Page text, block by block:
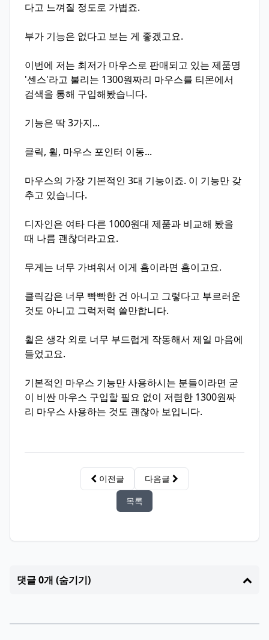
다고 느껴질 정도로 가볍죠.
부가 기능은 없다고 보는 게 좋겠고요.
이번에 저는 최저가 마우스로 판매되고 있는 제품명
'센스'라고 불리는 1300원짜리 마우스를 티몬에서
검색을 통해 구입해봤습니다.
기능은 딱 3가지...
클릭, 휠, 마우스 포인터 이동...
마우스의 가장 기본적인 3대 기능이죠. 이 기능만 갖
추고 있습니다.
디자인은 여타 다른 1000원대 제품과 비교해 봤을
때 나름 괜찮더라고요.
무게는 너무 가벼워서 이게 흠이라면 흠이고요.
클릭감은 너무 빡빡한 건 아니고 그렇다고 부르러운
것도 아니고 그럭저럭 쓸만합니다.
휠은 생각 외로 너무 부드럽게 작동해서 제일 마음에
들었고요.
기본적인 마우스 기능만 사용하시는 분들이라면 굳
이 비싼 마우스 구입할 필요 없이 저렴한 1300원짜
리 마우스 사용하는 것도 괜찮아 보입니다.
이전글
다음글
목록
댓글 0개 (숨기기)